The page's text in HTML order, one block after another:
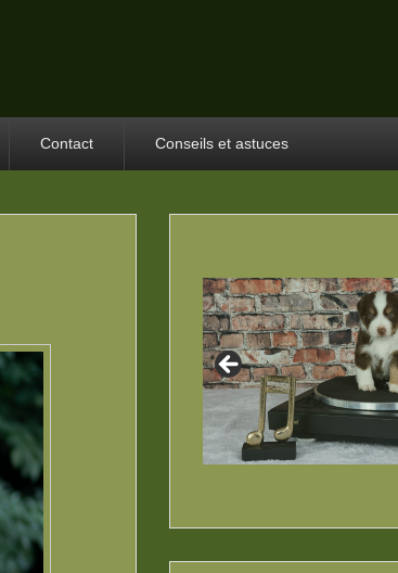
Contact Conseils et astuces